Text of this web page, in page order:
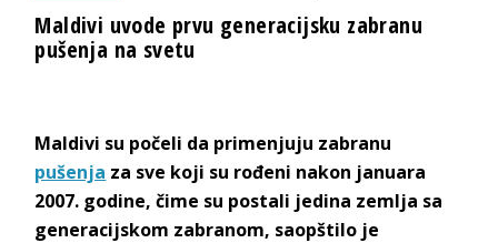
Maldivi uvode prvu generacijsku zabranu
pušenja na svetu
Maldivi su počeli da primenjuju zabranu
pušenja za sve koji su rođeni nakon januara
2007. godine, čime su postali jedina zemlja sa
generacijskom zabranom, saopštilo je